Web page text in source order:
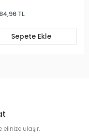
TL
Sepete Ekle
elinize ulaşır.